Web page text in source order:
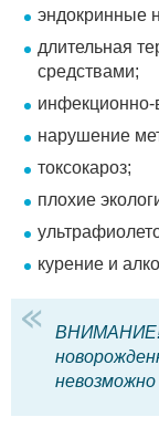
эндокринные
длительная
средствами;
инфекционно-
нарушение
токсокароз;
плохие
курение и
ВНИМАНИЕ!